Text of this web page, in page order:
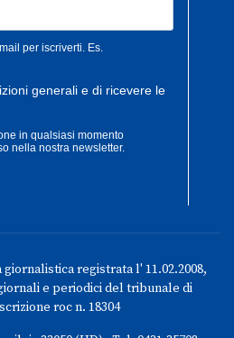
registrata l' 11.02.2008,
e periodici del tribunale di
roc n. 18304